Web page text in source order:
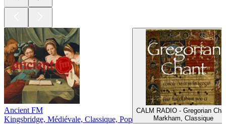
Ancient FM
Kingsbridge, Médiévale, Classique, Pop
CALM RADIO - Gregorian
Markham, Classique